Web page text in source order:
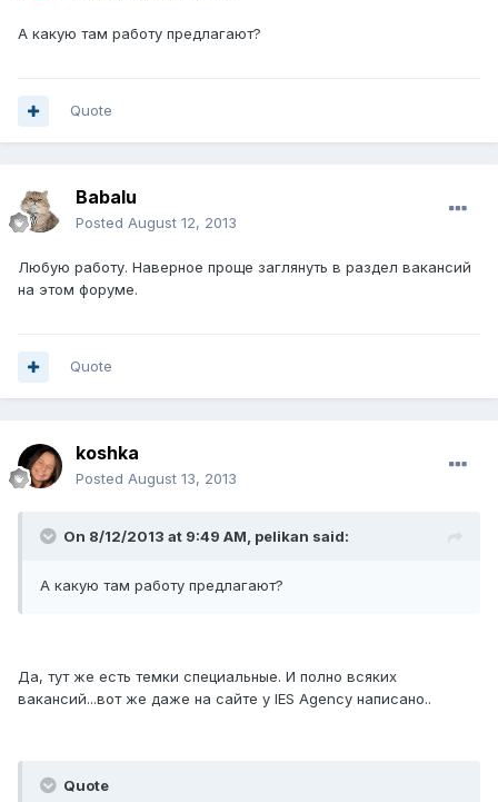
А какую там работу предлагают?
Quote
Babalu
Posted August 12, 2013
Любую работу. Наверное проще заглянуть в раздел вакансий
на этом форуме.
Quote
koshka
Posted August 13, 2013
On 8/12/2013 at 9:49 AM, pelikan said:
А какую там работу предлагают?
Да, тут же есть темки специальные. И полно всяких
вакансий...вот же даже на сайте у IES Agency написано..
Quote